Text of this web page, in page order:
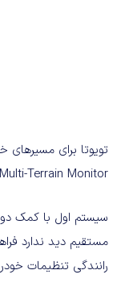
تویوتا برای
Multi-Terrain Monitor و Multi-Terrain Select استفاده می‌کند.
سیستم اول با کمک
مستقیم دید ندارد
رانندگی تنظیمات